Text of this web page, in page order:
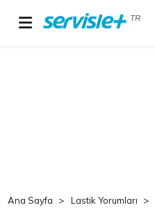
TR
Ana Sayfa Lastik Yorumları